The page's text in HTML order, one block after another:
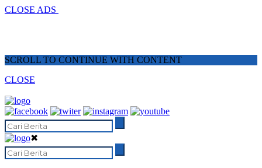
CLOSE ADS
SCROLL TO CONTINUE WITH CONTENT
CLOSE
✖